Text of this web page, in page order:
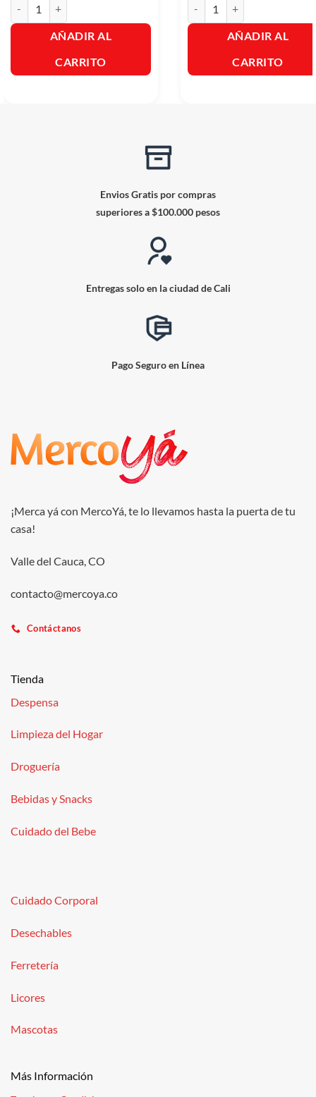
AÑADIR AL
CARRITO
AÑADIR AL
CARRITO
Envios Gratis por compras
superiores a $100.000 pesos
Entregas solo en la ciudad de Cali
Pago Seguro en Línea
¡Merca yá con MercoYá, te lo llevamos hasta la puerta de tu
casa!
Valle del Cauca, CO
contacto@mercoya.co
Contáctanos
Tienda
Despensa
Limpieza del Hogar
Droguería
Bebidas y Snacks
Cuidado del Bebe
Cuidado Corporal
Desechables
Ferretería
Licores
Mascotas
Más Información